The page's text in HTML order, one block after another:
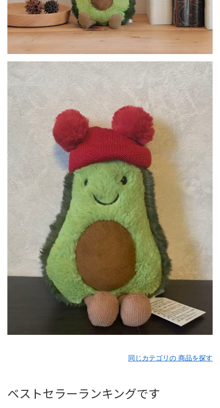
同じカテゴリの 商品を探す
ベストセラーランキングです